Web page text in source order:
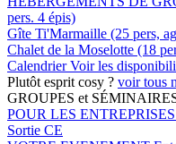
pers. 4 épis)
Gîte Ti'Marmaille (25 pers,
Chalet de la Moselotte (18
CalendrierVoir les
Plutôt esprit cosy ? voir tous
GROUPES et
POUR LES ENTREPRISES
Sortie CE